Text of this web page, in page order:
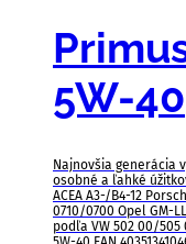
5W-40
Najnovšia generácia
osobné a ľahké
ACEA A3-/B4-12
0710/0700 Opel GM-
podľa VW 502 00/505